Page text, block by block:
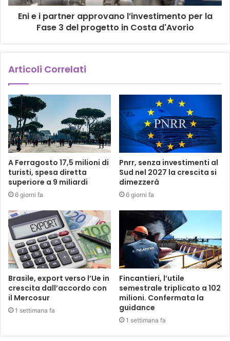
Eni e i partner approvano l’investimento per la
Fase 3 del progetto in Costa d'Avorio
Articoli Correlati
A Ferragosto 17,5 milioni di
turisti, spesa diretta
superiore a 9 miliardi
6 giorni fa
Pnrr, senza investimenti al
Sud nel 2027 la crescita si
dimezzerà
6 giorni fa
Brasile, export verso l’Ue in
crescita dall’accordo con
il Mercosur
1 settimana fa
Fincantieri, l’utile
semestrale triplicato a 102
milioni. Confermata la
guidance
1 settimana fa